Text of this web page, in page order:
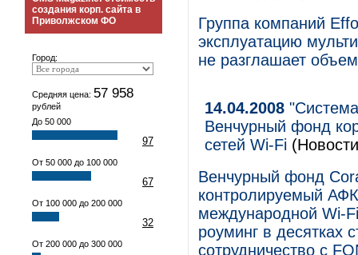
создания корп. сайта в
Приволжском ФО
Город:
Средняя цена: 57 958
рублей
До 50 000
97
От 50 000 до 100 000
67
От 100 000 до 200 000
32
От 200 000 до 300 000
Группа компаний
эксплуатацию
не разглашает
14.04.2008
Венчурный фонд
сетей Wi-Fi
Венчурный фонд
контролируемый
международной Wi-
роуминг в десятках
сотрудничество с